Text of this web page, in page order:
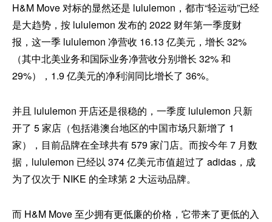
H&M Move 对标的显然还是 lululemon，都市“轻运动”已经
是大趋势，按 lululemon 发布的 2022 财年第一季度财
报，这一季 lululemon 净营收 16.13 亿美元，增长 32%
（其中北美业务和国际业务净营收分别增长 32% 和
29%），1.9 亿美元的净利润同比增长了 36%。
并且 lululemon 开店还是很稳的，一季度 lululemon 只新
开了 5 家店（包括港澳台地区的中国市场只新增了 1
家），目前品牌在全球共有 579 家门店。而按今年 7 月数
据，lululemon 已经以 374 亿美元市值超过了 adidas，成
为了仅次于 NIKE 的全球第 2 大运动品牌。
而 H&M Move 至少拥有更低廉的价格，它带来了更低的入